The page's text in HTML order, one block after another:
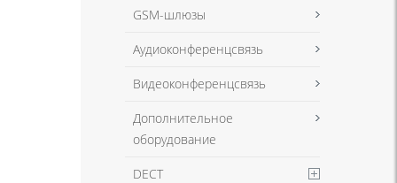
GSM-шлюзы
Аудиоконференцсвязь
Видеоконференцсвязь
Дополнительное
оборудование
DECT